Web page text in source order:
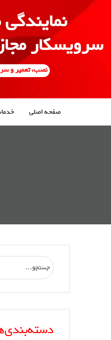
سرویسکار
نصب، تعمیر و
صفحه اصلی
Search
for: